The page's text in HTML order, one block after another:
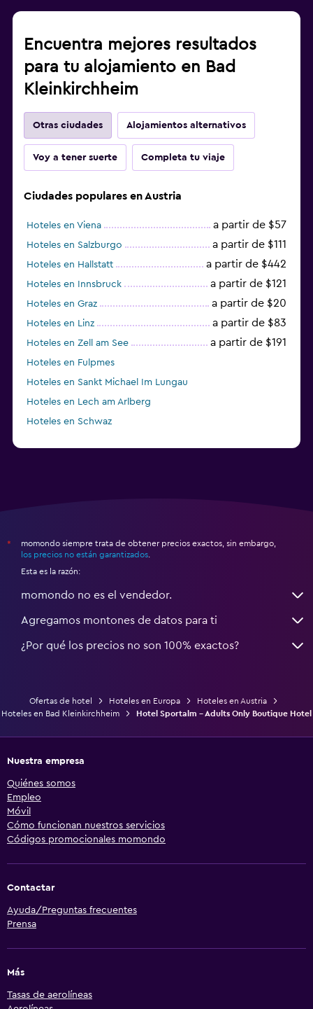
Encuentra mejores resultados
para tu alojamiento en Bad
Kleinkirchheim
Otras ciudades Alojamientos alternativos
Voy a tener suerte Completa tu viaje
Ciudades populares en Austria
Hoteles en Viena a partir de $57
Hoteles en Salzburgo a partir de $111
Hoteles en Hallstatt a partir de $442
Hoteles en Innsbruck a partir de $121
Hoteles en Graz a partir de $20
Hoteles en Linz a partir de $83
Hoteles en Zell am See a partir de $191
Hoteles en Fulpmes
Hoteles en Sankt Michael Im Lungau
Hoteles en Lech am Arlberg
Hoteles en Schwaz
*
momondo siempre trata de obtener precios exactos, sin embargo,
los precios no están garantizados
Esta es la razón:
momondo no es el vendedor.
Agregamos montones de datos para ti
¿Por qué los precios no son 100% exactos?
Ofertas de hotel Hoteles en Europa
Hoteles en Austria
Hoteles en Bad Kleinkirchheim
Hotel Sportalm - Adults Only Boutique Hotel
Nuestra empresa
Quiénes somos
Empleo
Móvil
Cómo funcionan nuestros servicios
Códigos promocionales momondo
Contactar
Ayuda/Preguntas frecuentes
Prensa
Más
Tasas de aerolíneas